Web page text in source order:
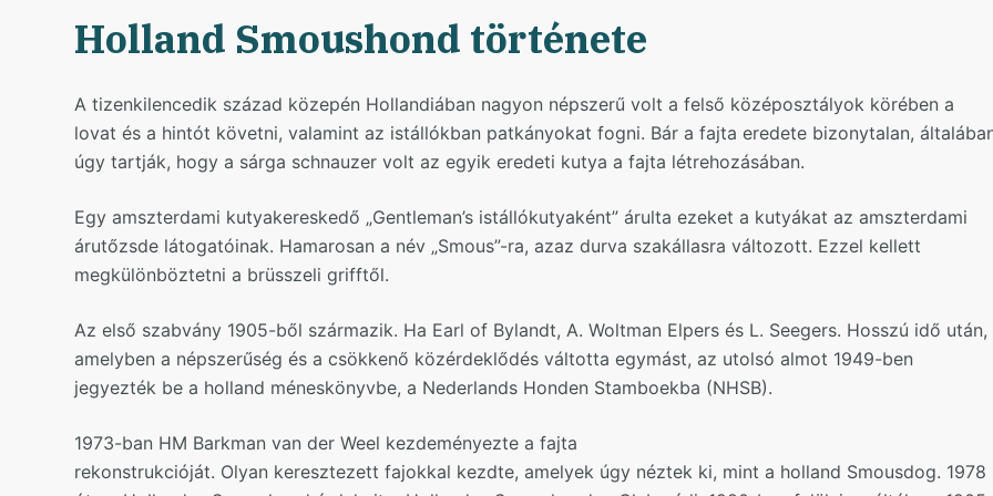
Holland Smoushond története
A tizenkilencedik század közepén Hollandiában nagyon népszerű volt a felső középosztályok körében a
lovat és a hintót követni, valamint az istállókban patkányokat fogni. Bár a fajta eredete bizonytalan,
úgy tartják, hogy a sárga schnauzer volt az egyik eredeti kutya a fajta létrehozásában.
Egy amszterdami kutyakereskedő „Gentleman’s istállókutyaként” árulta ezeket a kutyákat az amszterdami
árutőzsde látogatóinak. Hamarosan a név „Smous”-ra, azaz durva szakállasra változott. Ezzel kellett
megkülönböztetni a brüsszeli grifftől.
Az első szabvány 1905-ből származik. Ha Earl of Bylandt, A. Woltman Elpers és L. Seegers. Hosszú idő után,
amelyben a népszerűség és a csökkenő közérdeklődés váltotta egymást, az utolsó almot 1949-ben
jegyezték be a holland méneskönyvbe, a Nederlands Honden Stamboekba (NHSB).
1973-ban HM Barkman van der Weel kezdeményezte a fajta
rekonstrukcióját. Olyan keresztezett fajokkal kezdte, amelyek úgy néztek ki, mint a holland Smousdog. 1978